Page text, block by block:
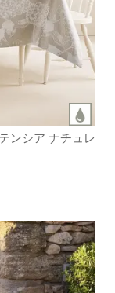
ンシア ナチュレ